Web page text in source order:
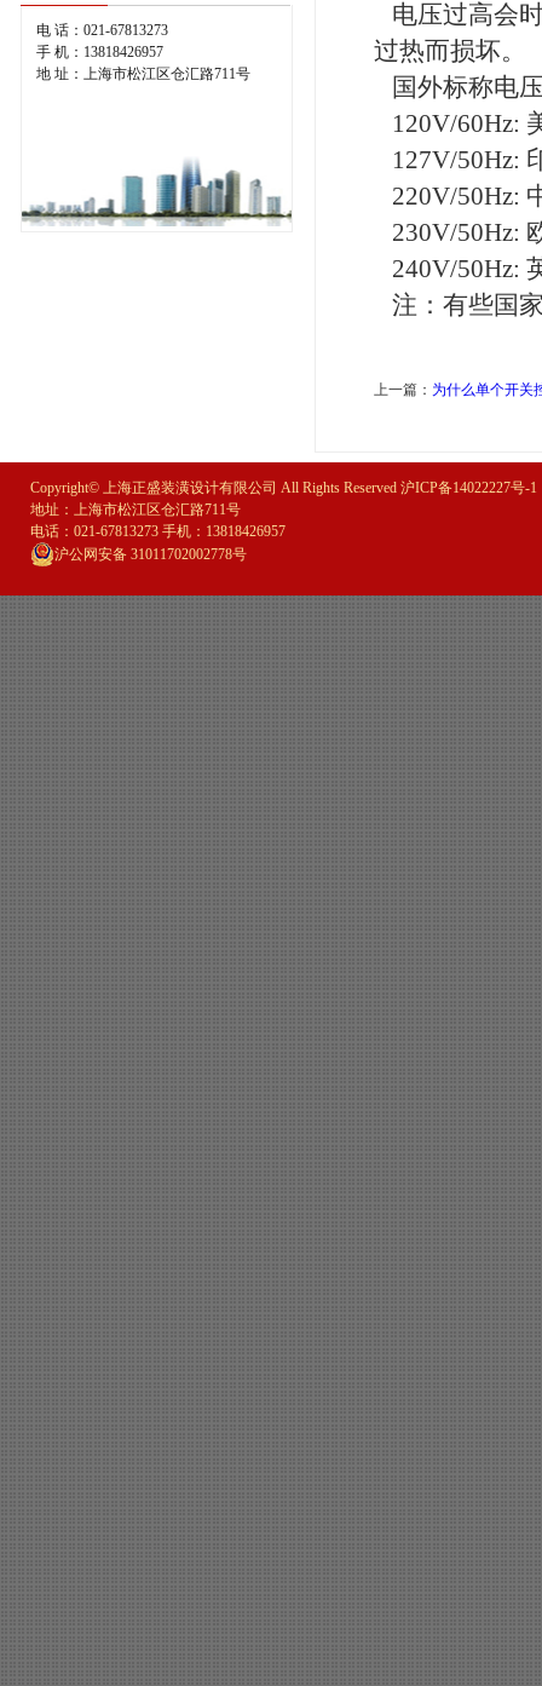
电 话：021-67813273
手 机：13818426957
地 址：上海市松江区仓汇路711号
电压过高会
过热而损坏
国外标称电
120V/60Hz:
127V/50Hz:
220V/50Hz:
230V/50Hz:
240V/50Hz:
注：有些国
上一篇： 为什么单个开关
Copyright© 上海正盛装潢设计有限公司 All Rights Reserved 沪ICP备14022227号-1
地址：上海市松江区仓汇路711号
电话：021-67813273 手机：13818426957
沪公网安备 31011702002778号